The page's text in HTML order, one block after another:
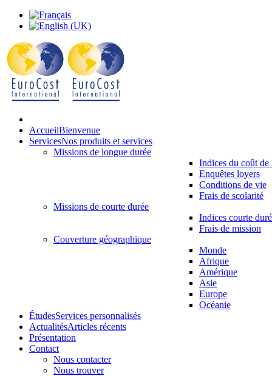
AccueilBienvenue
ServicesNos produits et services
Missions de longue durée
Indices du coût de
Enquêtes loyers
Conditions de vie
Frais de scolarité
Missions de courte durée
Indices courte
Frais de mission
Couverture géographique
Monde
Afrique
Amérique
Asie
Europe
Océanie
ÉtudesServices personnalisés
ActualitésArticles récents
Présentation
Contact
Nous contacter
Nous trouver